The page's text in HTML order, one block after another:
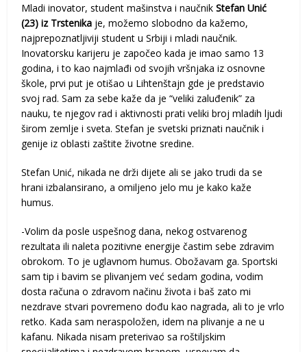
Mladi inovator, student mašinstva i naučnikStefan Unić
(23) iz Trstenika je, možemo slobodno da kažemo,
najprepoznatljiviji student u Srbiji i mladi naučnik.
Inovatorsku karijeru je započeo kada je imao samo 13
godina, i to kao najmlađi od svojih vršnjaka iz osnovne
škole, prvi put je otišao u Lihtenštajn gde je predstavio
svoj rad. Sam za sebe kaže da je “veliki zaluđenik” za
nauku, te njegov rad i aktivnosti prati veliki broj mladih ljudi
širom zemlje i sveta. Stefan je svetski priznati naučnik i
genije iz oblasti zaštite životne sredine.
Stefan Unić, nikada ne drži dijete ali se jako trudi da se
hrani izbalansirano, a omiljeno jelo mu je kako kaže
humus.
-Volim da posle uspešnog dana, nekog ostvarenog
rezultata ili naleta pozitivne energije častim sebe zdravim
obrokom. To je uglavnom humus. Obožavam ga. Sportski
sam tip i bavim se plivanjem već sedam godina, vodim
dosta računa o zdravom načinu života i baš zato mi
nezdrave stvari povremeno dođu kao nagrada, ali to je vrlo
retko. Kada sam neraspoložen, idem na plivanje a ne u
kafanu. Nikada nisam preterivao sa roštiljskim